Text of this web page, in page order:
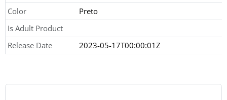
Color
Preto
Is Adult Product
Release Date
2023-05-17T00:00:01Z